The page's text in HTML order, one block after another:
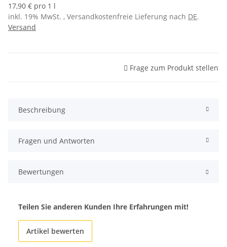
17,90 € pro 1 l
inkl. 19% MwSt. , Versandkostenfreie Lieferung nach DE.
Versand
Frage zum Produkt stellen
Beschreibung
Fragen und Antworten
Bewertungen
Teilen Sie anderen Kunden Ihre Erfahrungen mit!
Artikel bewerten